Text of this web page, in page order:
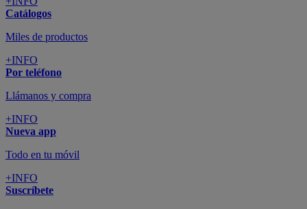
Catálogos
Miles de productos
+INFO
Por teléfono
Llámanos y compra
+INFO
Nueva app
Todo en tu móvil
+INFO
Suscríbete